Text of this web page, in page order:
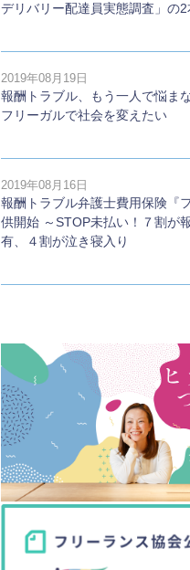
デリバリー配達員実態調査」の2
2019年08月19日
報酬トラブル、もう一人で悩ま
フリーガルで社会を変えたい
2019年08月16日
報酬トラブル弁護士費用保険『
供開始 ～STOP未払い！７割が
有、４割が泣き寝入り